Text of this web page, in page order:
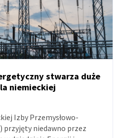
stwarza duże
niemieckiej
Izby Przemysłowo-
przyjęty niedawno przez